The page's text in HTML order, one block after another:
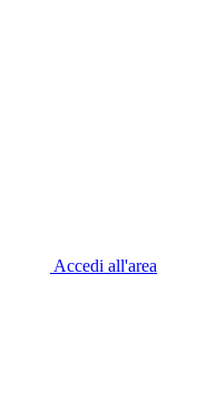
Accedi all'area